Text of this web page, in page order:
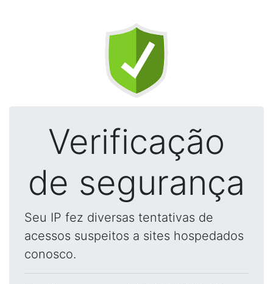
Verificação
de segurança
Seu IP fez diversas tentativas de
acessos suspeitos a sites hospedados
conosco.